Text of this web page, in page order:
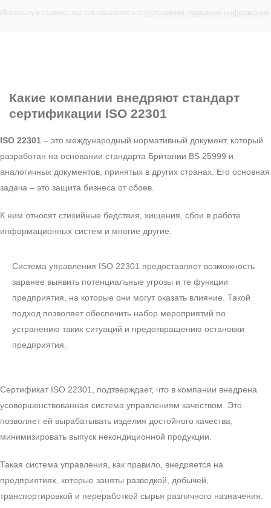
Используя сервис, вы соглашаетесь с условиями передачи информации
Какие компании внедряют стандарт
сертификации ISO 22301
ISO 22301 – это международный нормативный документ, который
разработан на основании стандарта Британии BS 25999 и
аналогичных документов, принятых в других странах. Его основная
задача – это защита бизнеса от сбоев.
К ним относят стихийные бедствия, хищения, сбои в работе
информационных систем и многие другие.
Система управления ISO 22301 предоставляет возможность
заранее выявить потенциальные угрозы и те функции
предприятия, на которые они могут оказать влияние. Такой
подход позволяет обеспечить набор мероприятий по
устранению таких ситуаций и предотвращению остановки
предприятия.
Сертификат ISO 22301, подтверждает, что в компании внедрена
усовершенствованная система управлениям качеством. Это
позволяет ей вырабатывать изделия достойного качества,
минимизировать выпуск некондиционной продукции.
Такая система управления, как правило, внедряется на
предприятиях, которые заняты разведкой, добычей,
транспортировкой и переработкой сырья различного назначения.